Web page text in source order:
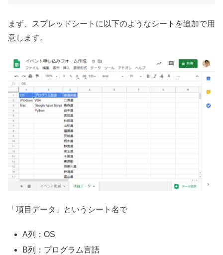
まず、スプレッドシートに以下のようなシートを追加で用
意します。
「項目データ」というシート名で
A列：OS
B列：プログラム言語